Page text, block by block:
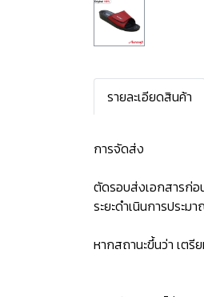
รายละเอียดสินค้า
การจัดส่ง
ตัดรอบส่งเอกสารก่อ
ระยะดำเนินการประ
หากสถานะขึ้นว่า เต